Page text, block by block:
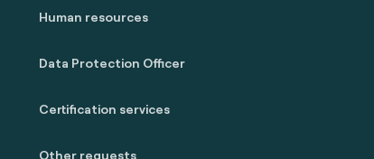
Human resources
Data Protection Officer
Certification services
Other requests